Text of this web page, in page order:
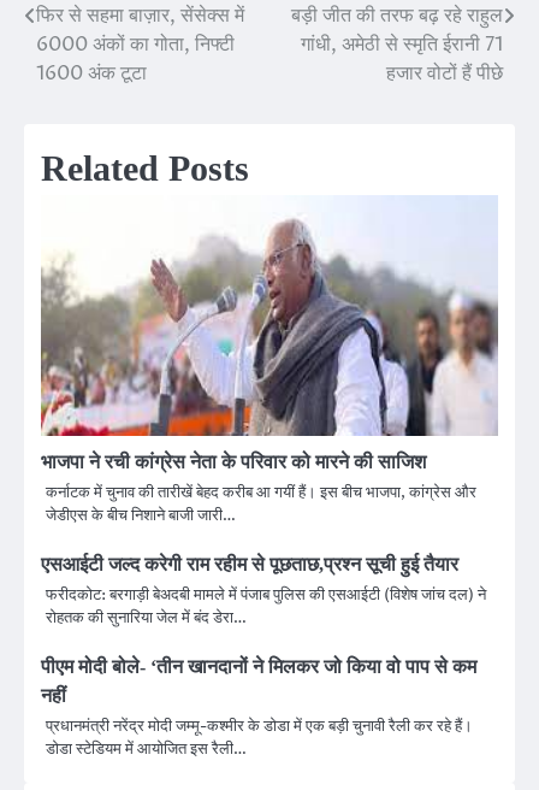
Post
navigation
फिर से सहमा बाज़ार, सेंसेक्स में
6000 अंकों का गोता, निफ्टी
1600 अंक टूटा
बड़ी जीत की तरफ बढ़ रहे राहुल
गांधी, अमेठी से स्मृति ईरानी 71
हजार वोटों हैं पीछे
Related Posts
भाजपा ने रची कांग्रेस नेता के परिवार को मारने की साजिश
कर्नाटक में चुनाव की तारीखें बेहद करीब आ गयीं हैं। इस बीच भाजपा, कांग्रेस और
जेडीएस के बीच निशाने बाजी जारी…
एसआईटी जल्द करेगी राम रहीम से पूछताछ,प्रश्न सूची हुई तैयार
फरीदकोट: बरगाड़ी बेअदबी मामले में पंजाब पुलिस की एसआईटी (विशेष जांच दल) ने
रोहतक की सुनारिया जेल में बंद डेरा…
पीएम मोदी बोले- ‘तीन खानदानों ने मिलकर जो किया वो पाप से कम
नहीं
प्रधानमंत्री नरेंद्र मोदी जम्मू-कश्मीर के डोडा में एक बड़ी चुनावी रैली कर रहे हैं।
डोडा स्टेडियम में आयोजित इस रैली…